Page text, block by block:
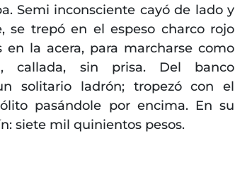
Semi inconsciente cayó de lado y
se trepó en el espeso charco rojo
en la acera, para marcharse como
callada, sin prisa. Del banco
solitario ladrón; tropezó con el
pasándole por encima. En su
siete mil quinientos pesos.